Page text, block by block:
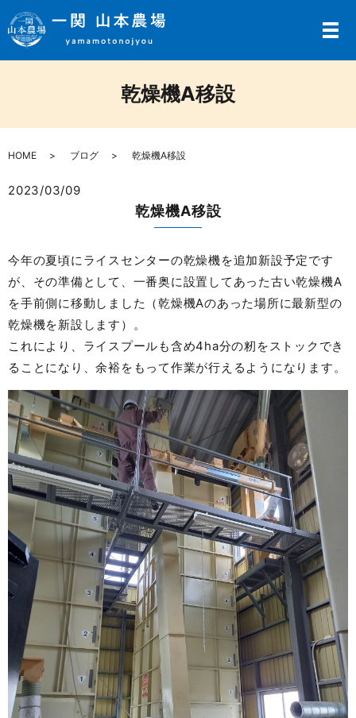
メ
乾燥機A移設
HOME ブログ 乾燥機A移設
2023/03/09
乾燥機A移設
今年の夏頃にライスセンターの乾燥機を追加新設予定です
が、その準備として、一番奥に設置してあった古い乾燥機A
を手前側に移動しました（乾燥機Aのあった場所に最新型の
乾燥機を新設します）。
これにより、ライスプールも含め4ha分の籾をストックでき
ることになり、余裕をもって作業が行えるようになります。